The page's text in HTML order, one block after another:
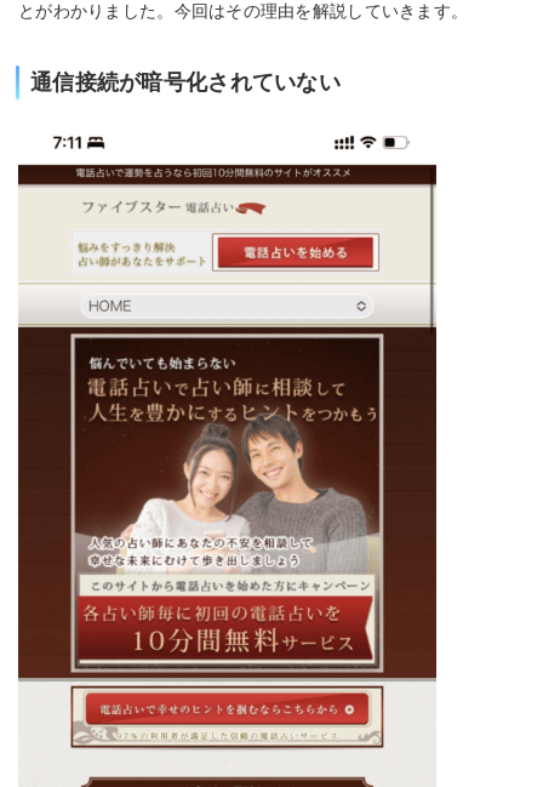
とがわかりました。今回はその理由を解説していきます。
通信接続が暗号化されていない